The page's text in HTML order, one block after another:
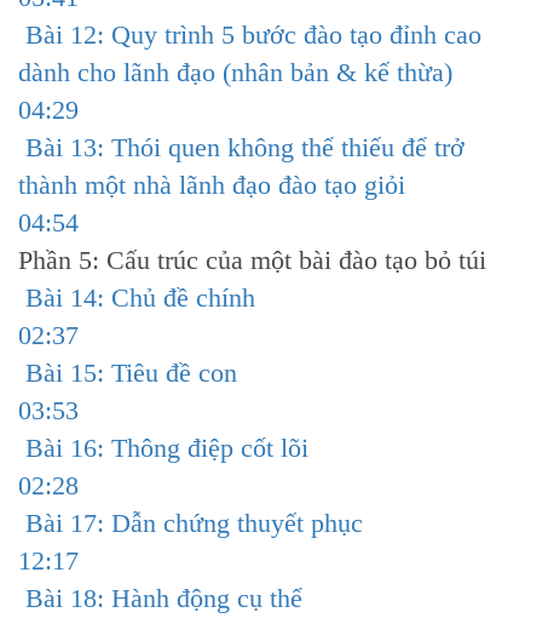
Bài 12: Quy trình 5 bước đào tạo đỉnh cao
dành cho lãnh đạo (nhân bản & kế thừa)
04:29
Bài 13: Thói quen không thể thiếu để trở
thành một nhà lãnh đạo đào tạo giỏi
04:54
Phần 5: Cấu trúc của một bài đào tạo bỏ túi
Bài 14: Chủ đề chính
02:37
Bài 15: Tiêu đề con
03:53
Bài 16: Thông điệp cốt lõi
02:28
Bài 17: Dẫn chứng thuyết phục
12:17
Bài 18: Hành động cụ thể